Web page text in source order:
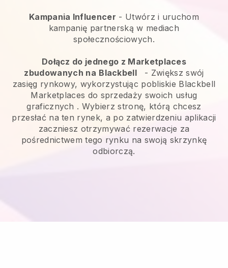
Kampania Influencer - Utwórz i uruchom
kampanię partnerską w mediach
społecznościowych.
Dołącz do jednego z Marketplaces
zbudowanych na Blackbell - Zwiększ swój
zasięg rynkowy, wykorzystując pobliskie Blackbell
Marketplaces do sprzedaży swoich usług
graficznych . Wybierz stronę, którą chcesz
przesłać na ten rynek, a po zatwierdzeniu aplikacji
zaczniesz otrzymywać rezerwacje za
pośrednictwem tego rynku na swoją skrzynkę
odbiorczą.